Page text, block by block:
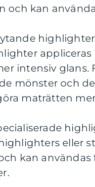
och kan
appliceras
intensiv
mönster och
maträtten
eller
kan